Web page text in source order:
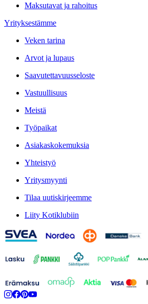
Maksutavat ja rahoitus
Yrityksestämme
Veken tarina
Arvot ja lupaus
Saavutettavuusseloste
Vastuullisuus
Meistä
Työpaikat
Asiakaskokemuksia
Yhteistyö
Yritysmyynti
Tilaa uutiskirjeemme
Liity Kotiklubiin